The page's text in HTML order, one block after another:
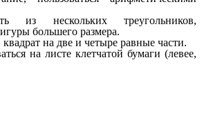
из нескольких треугольников,
большего размера.
квадрат на две и четыре равные части.
на листе клетчатой бумаги (левее,